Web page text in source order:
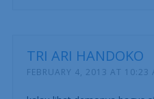
TRI ARI HANDOKO
FEBRUARY 4, 2013 AT 10:23